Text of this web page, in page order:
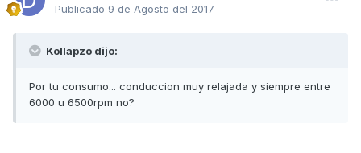
Publicado 9 de Agosto del 2017
Kollapzo dijo:
Por tu consumo... conduccion muy relajada y siempre entre
6000 u 6500rpm no?